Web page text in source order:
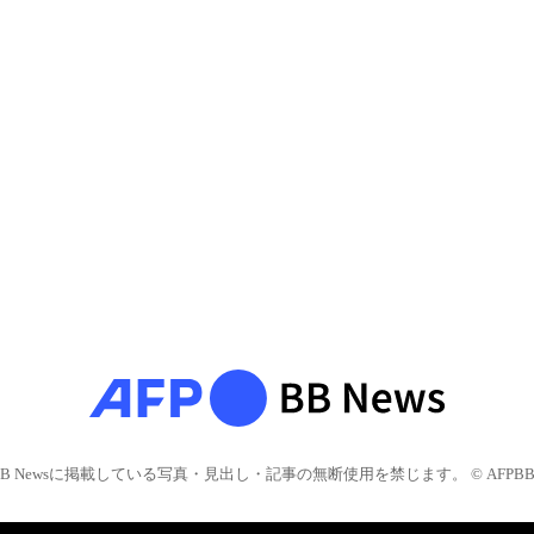
Newsに掲載している写真・見出し・記事の無断使用を禁じます。 © AFPBB